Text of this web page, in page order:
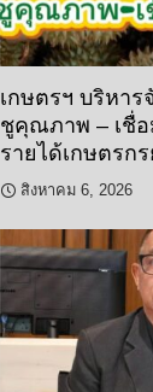
เกษตรฯ บริหา
ชูคุณภาพ – เชื่อ
รายได้เกษตรก
สิงหาคม 6, 2026